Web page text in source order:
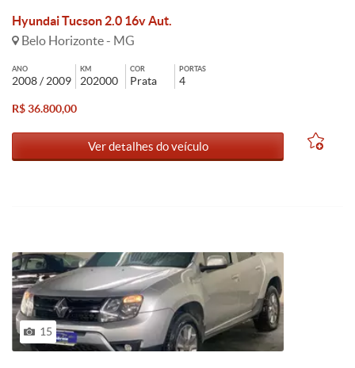
Hyundai Tucson 2.0 16v Aut.
Belo Horizonte - MG
ANO
2008 / 2009
KM
202000
COR
Prata
PORTAS
4
R$ 36.800,00
Ver detalhes do veículo
15